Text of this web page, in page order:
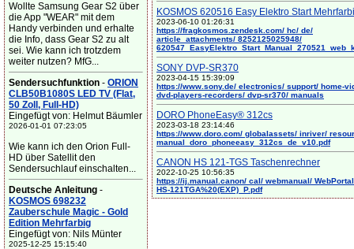
Wollte Samsung Gear S2 über
die App "WEAR" mit dem
Handy verbinden und erhalte
die Info, dass Gear S2 zu alt
sei. Wie kann ich trotzdem
weiter nutzen? MfG...
Sendersuchfunktion - ORION
CLB50B1080S LED TV (Flat,
50 Zoll, Full-HD)
Eingefügt von: Helmut Bäumler
2026-01-01 07:23:05
Wie kann ich den Orion Full-
HD über Satellit den
Sendersuchlauf einschalten...
Deutsche Anleitung -
KOSMOS 698232
Zauberschule Magic - Gold
Edition Mehrfarbig
Eingefügt von: Nils Münter
2025-12-25 15:15:40
KOSMOS 620516 Easy Elektro Start
2023-06-10 01:26:31
https://fragkosmos.zendesk.com/ hc/ de/
article_attachments/ 8252125025948/
SONY DVP-SR370
2023-04-15 15:39:09
https://www.sony.de/ electronics/ support/ home-
dvd-players-recorders/ dvp-sr370/ manuals
DORO PhoneEasy® 312cs
2023-03-18 23:14:46
https://www.doro.com/ globalassets/ inriver/
manual_doro_phoneeasy_312cs_de_v10.pdf
CANON HS 121-TGS Taschenrechner
2022-10-25 10:56:35
https://ij.manual.canon/ cal/ webmanual/
HS-121TGA%20(EXP)_P.pdf